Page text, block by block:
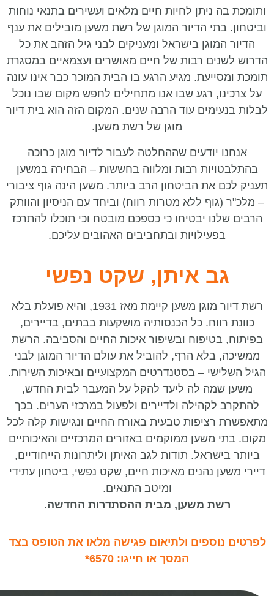
ותומכת בה ניתן לחיות חיים מלאים ועשירים בתנאי נוחות
וביטחון. בתי הדיור המוגן של רשת משען מובילים את ענף
הדיור המוגן בישראל ומעניקים לבני גיל הזהב את כל
הדרוש לשנים רבות של חיים מאושרים ועצמאיים במסגרת
תומכת ומסייעת. מגיע הרגע בו הבית המוכר כבר אינו עונה
על צרכינו, רגע שבו אנו מתחילים לחפש מקום שבו נוכל
לבלות בנעימים עוד הרבה שנים. המקום הזה הוא בית דיור
מוגן של רשת משען.
אנחנו יודעים שההחלטה לעבור לדיור מוגן כרוכה
בהתלבטויות רבות ומלווה בחששות – הבחירה במשען
תעניק לכם את הביטחון הרב ביותר. משען הינה גוף ציבורי
– מלכ"ר (גוף ללא מטרות רווח) וביחד עם הניסיון והוותק
הרבים שלנו יבטיחו כי כספכם מובטח וכי תוכלו להתרכז
בפעילויות ובתחביבים האהובים עליכם.
גב איתן, שקט נפשי
רשת דיור מוגן משען קיימת מאז 1931, והיא פועלת בלא
כוונת רווח. כל הכנסותיה מושקעות בבתים, בדיירים,
בפיתוח, בטיפוח ובשיפור איכות החיים והסביבה. הרשת
ממשיכה, בלא הרף, להוביל את עולם הדיור המוגן לבני
הגיל השלישי – בסטנדרטים המקצועיים ובאיכות השירות.
משען שמה לה ליעד להקל על המעבר לבית החדש,
להתקרב לקהילה ולדיירים ולפעול במרכזי הערים. בכך
מתאפשרת רציפות טבעית באורח החיים ונגישות קלה לכל
מקום. בתי משען ממוקמים באזורים המרכזיים והאיכותיים
ביותר בישראל. תודות לגב האיתן וליתרונות הייחודיים,
דיירי משען נהנים מאיכות חיים, שקט נפשי, ביטחון עתידי
ומיטב התנאים.
רשת משען, מבית ההסתדרות החדשה.
לפרטים נוספים ולתיאום פגישה מלאו את הטופס בצד
המסך או חייגו: 6570
*